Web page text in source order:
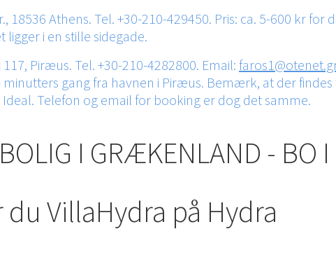
18536 Athens. Tel. +30-210-429450. Pris: ca. 5-600 kr
i en stille sidegade.
Piræus. Tel. +30-210-4282800. Email:
gang fra havnen i Piræus. Bemærk, at der
Ideal. Telefon og email for booking er dog det samme.
I GRÆKENLAND - BO I
VillaHydra på Hydra